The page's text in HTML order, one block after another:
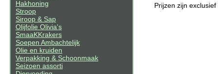
Hakhoning
Stroop
Siroop & Sap
Olijfolie Olivia's
SmaaKKrakers
Soepen Ambachtelijk
Olie en kruiden
Verpakking & Schoonmaak
Seizoen assorti
Prijzen zijn